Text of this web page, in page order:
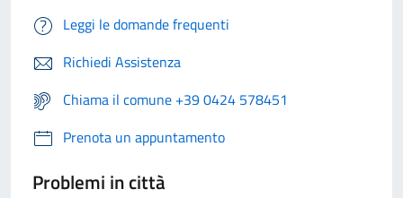
Leggi le domande frequenti
Richiedi Assistenza
Chiama il comune +39 0424 578451
Prenota un appuntamento
Problemi in città